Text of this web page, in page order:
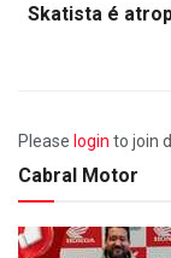
Skatista é
Please login to join
Cabral Motor